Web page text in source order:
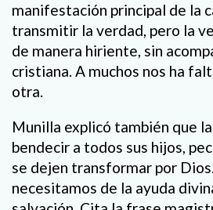
manifestación principal de la
transmitir la verdad, pero la
de manera hiriente, sin
cristiana. A muchos nos ha
otra.
Munilla explicó también que
bendecir a todos sus hijos,
se dejen transformar por
necesitamos de la ayuda